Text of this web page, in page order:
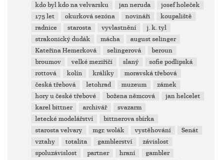
kdo byl kdo na velvarsku
jan neruda
josef holeček
175 let
okurková sezóna novináři
koupaliště
radnice
starosta vyvlastnění
j. k. tyl
strakonický dudák
mácha
august selinger
Kateřina Hemerková
selingerová
beroun
broumov
velké meziříčí slaný
sofie podlipská
rottová
kolín králíky
moravská třebová
česká třebová
letohrad muzeum
zámek
hory u české třebové
božena němcová
jan helcelet
karel bittner
archivář
svazarm
letecké modelářství
bittnerova sbírka
starosta velvary
mgr. wolák vystěhování
Senát
vztahy
totalita gamblerství
závislost
spoluzávislost
partner hraní
gambler